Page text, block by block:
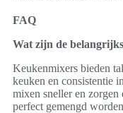
FAQ
Wat zijn de
Keukenmixers bieden
keuken en consistentie
mixen sneller en
perfect gemengd